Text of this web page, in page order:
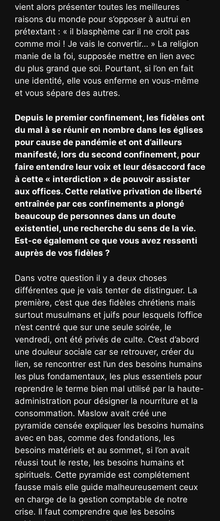
vient alors présenter toutes les meilleures
raisons du monde pour s’opposer à autrui en
prétextant : « il blasphème car il ne croit pas
comme moi ! Je vais le convertir… » La religion
manie de la foi, supposée mettre en lien avec
du plus grand que soi. Pourtant, si l’on en fait
une identité, elle vous enferme en vous-même
et vous sépare des autres.
Depuis le premier confinement, les fidèles ont
du mal à se réunir en nombre dans les églises
pour cause de pandémie et ont d’ailleurs
manifesté, lors du second confinement, pour
faire entendre leur voix et leur désaccord face
à cette « interdiction » de pouvoir assister
aux offices. Cette relative privation de liberté
entraînée par ces confinements a plongé
beaucoup de personnes dans un doute
existentiel, une recherche du sens de la vie.
Est-ce également ce que vous avez ressenti
auprès de vos fidèles ?
Dans votre question il y a deux choses
différentes que je vais tenter de distinguer. La
première, c’est que des fidèles chrétiens mais
surtout musulmans et juifs pour lesquels l’office
n’est centré que sur une seule soirée, le
vendredi, ont été privés de culte. C’est d’abord
une douleur sociale car se retrouver, créer du
lien, se rencontrer est l’un des besoins humains
les plus fondamentaux, les plus essentiels pour
reprendre le terme bien mal utilisé par la haute-
administration pour désigner la nourriture et la
consommation. Maslow avait créé une
pyramide censée expliquer les besoins humains
avec en bas, comme des fondations, les
besoins matériels et au sommet, si l’on avait
réussi tout le reste, les besoins humains et
spirituels. Cette pyramide est complétement
fausse mais elle guide malheureusement ceux
en charge de la gestion comptable de notre
crise. Il faut comprendre que les besoins